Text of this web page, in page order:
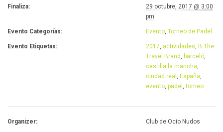
Finaliza:
29 octubre, 2017 @ 3:00
pm
Evento Categorías: Evento, Torneo de Padel
Evento Etiquetas: 2017, actividades, B The
Travel Brand , barceló,
castilla la mancha,
ciudad real , España,
evento, padel ,torneo
Organizer: Club de Ocio Nudos